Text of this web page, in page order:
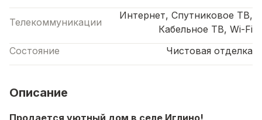
Телекоммуникации
Интернет, Спутниковое ТВ,
Кабельное ТВ, Wi-Fi
Состояние
Чистовая отделка
Описание
Продается уютный дом в селе Иглино!